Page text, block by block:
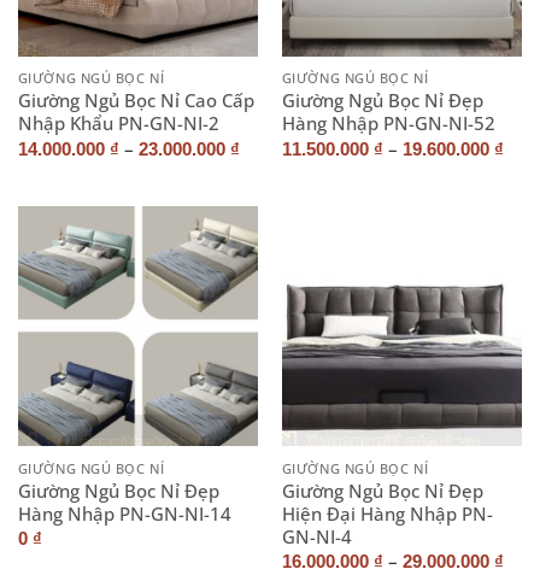
GIƯỜNG NGỦ BỌC NỈ
Giường Ngủ Bọc Nỉ Cao Cấp
Nhập Khẩu PN-GN-NI-2
14.000.000 ₫ – 23.000.000 ₫
GIƯỜNG NGỦ BỌC NỈ
Giường Ngủ Bọc Nỉ Đẹp
Hàng Nhập PN-GN-NI-52
11.500.000 ₫ – 19.600.000 ₫
GIƯỜNG NGỦ BỌC NỈ
Giường Ngủ Bọc Nỉ Đẹp
Hàng Nhập PN-GN-NI-14
0 ₫
GIƯỜNG NGỦ BỌC NỈ
Giường Ngủ Bọc Nỉ Đẹp
Hiện Đại Hàng Nhập PN-
GN-NI-4
16.000.000 ₫ – 29.000.000 ₫